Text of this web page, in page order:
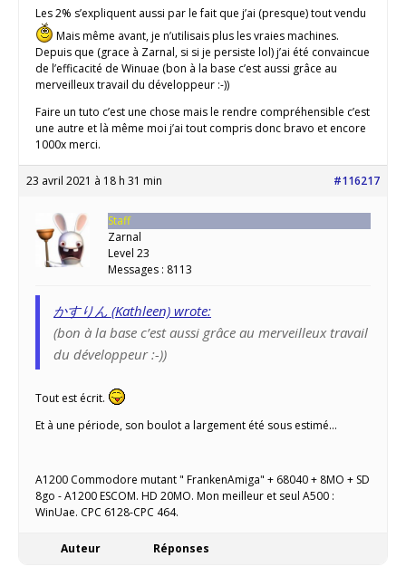
Les 2% s’expliquent aussi par le fait que j’ai (presque) tout vendu
Mais même avant, je n’utilisais plus les vraies machines.
Depuis que (grace à Zarnal, si si je persiste lol) j’ai été convaincue
de l’efficacité de Winuae (bon à la base c’est aussi grâce au
merveilleux travail du développeur :-))
Faire un tuto c’est une chose mais le rendre compréhensible c’est
une autre et là même moi j’ai tout compris donc bravo et encore
1000x merci.
23 avril 2021 à 18 h 31 min #116217
Staff
Zarnal
Level 23
Messages : 8113
かすりん (Kathleen) wrote:
(bon à la base c’est aussi grâce au merveilleux travail
du développeur :-))
Tout est écrit.
Et à une période, son boulot a largement été sous estimé…
A1200 Commodore mutant " FrankenAmiga" + 68040 + 8MO + SD
8go - A1200 ESCOM. HD 20MO. Mon meilleur et seul A500 :
WinUae. CPC 6128-CPC 464.
Auteur Réponses